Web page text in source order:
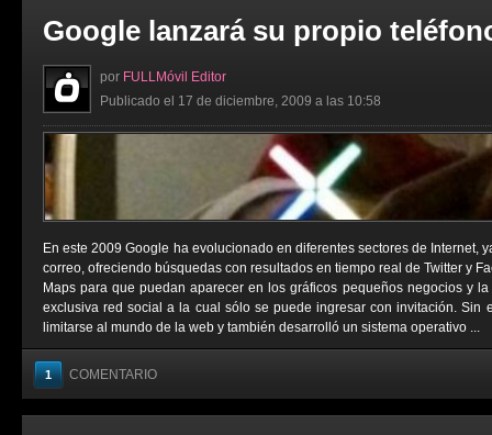
Google lanzará su propio
por FULLMóvil Editor
Publicado el 17 de diciembre, 2009 a las 10:58
En este 2009 Google ha evolucionado en diferentes sectores de Internet,
correo, ofreciendo búsquedas con resultados en tiempo real de Twitter y
Maps para que puedan aparecer en los gráficos pequeños negocios y
exclusiva red social a la cual sólo se puede ingresar con invitación. Sin
limitarse al mundo de la web y también desarrolló un sistema operativo ...
1 COMENTARIO